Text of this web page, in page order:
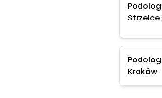
Kraków